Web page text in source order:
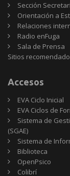
Sección
Orientación a
Relaciones
Radio enFuga
Sala de Prensa
Sitios
Sitios
Accesos
EVA Ciclo Inicial
EVA Ciclos de
Sistema de
(SGAE)
Sistema de
Biblioteca
OpenPsico
Colibrí